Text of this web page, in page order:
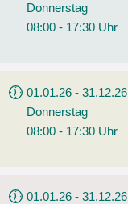
Donnerstag
08:00 - 17:30 Uhr
01.01.26 - 31.12.26
Donnerstag
08:00 - 17:30 Uhr
01.01.26 - 31.12.26